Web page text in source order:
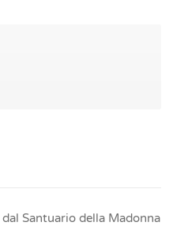
Santuario della Madonna